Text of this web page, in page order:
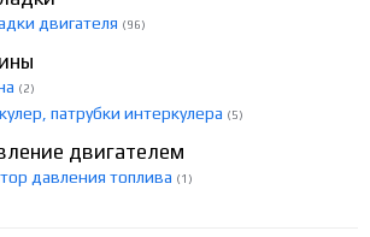
двигателя (96)
(2)
патрубки интеркулера (5)
двигателем
давления топлива (1)